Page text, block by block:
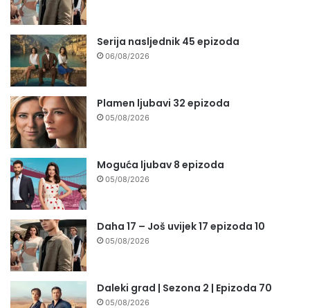
Serija nasljednik 45 epizoda
06/08/2026
Plamen ljubavi 32 epizoda
05/08/2026
Moguća ljubav 8 epizoda
05/08/2026
Daha 17 – Još uvijek 17 epizoda 10
05/08/2026
Daleki grad | Sezona 2 | Epizoda 70
05/08/2026